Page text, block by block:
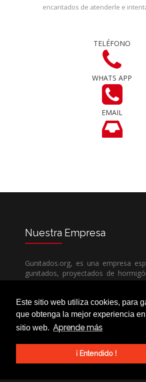
Este sitio web utiliza cookies, para
que obtenga la mejor experiencia
sitio web. Aprende más
¡ Entendido !
encantados de atenderle e
TELÉFONO
WHATS APP
EMAIL
Nuestra Empresa
Gunitados.org, es una empresa
gunitados, proyectados de
con todos los medios humanos y
competencia.
Si necesita una empresa de
en llamarnos, nuestros técnicos
de poder ayudarle, ya sea usted
profesional.